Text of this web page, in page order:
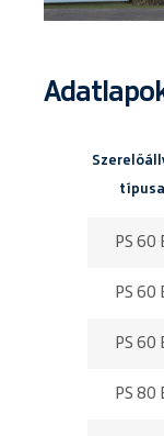
típusa
PS 60
PS 60
PS 60
PS 80